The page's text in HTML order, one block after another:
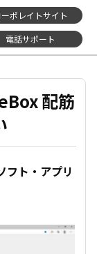
ポレイトサイト
電話サポート
配筋
ト・アプリ